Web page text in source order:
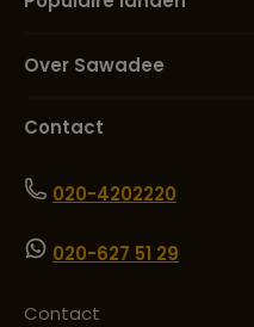
Over Sawadee
Contact
020-4202220
020-627 51 29
Contact